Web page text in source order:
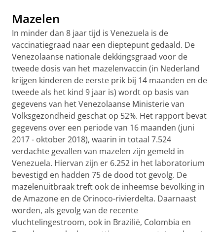
Mazelen
In minder dan 8 jaar tijd is Venezuela is de
vaccinatiegraad naar een dieptepunt gedaald. De
Venezolaanse nationale dekkingsgraad voor de
tweede dosis van het mazelenvaccin (in Nederland
krijgen kinderen de eerste prik bij 14 maanden en de
tweede als het kind 9 jaar is) wordt op basis van
gegevens van het Venezolaanse Ministerie van
Volksgezondheid geschat op 52%. Het rapport bevat
gegevens over een periode van 16 maanden (juni
2017 - oktober 2018), waarin in totaal 7.524
verdachte gevallen van mazelen zijn gemeld in
Venezuela. Hiervan zijn er 6.252 in het laboratorium
bevestigd en hadden 75 de dood tot gevolg. De
mazelenuitbraak treft ook de inheemse bevolking in
de Amazone en de Orinoco-rivierdelta. Daarnaast
worden, als gevolg van de recente
vluchtelingestroom, ook in Brazilië, Colombia en